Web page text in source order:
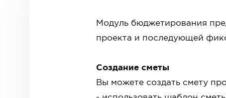
Модуль бюджетирования
проекта и последующей
Создание сметы
Вы можете создать смету